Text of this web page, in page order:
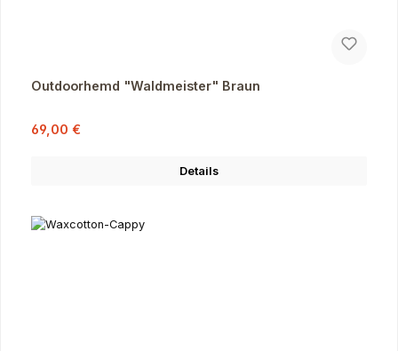
Outdoorhemd "Waldmeister" Braun
Verkaufspreis:
69,00 €
Details